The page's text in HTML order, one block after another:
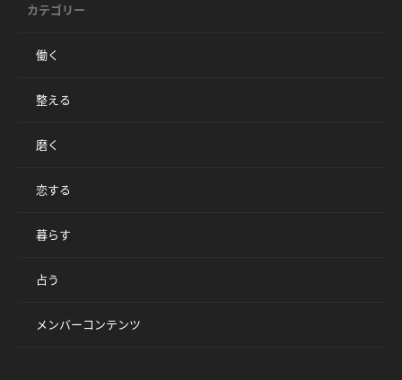
カテゴリー
働く
整える
磨く
恋する
暮らす
占う
メンバーコンテンツ